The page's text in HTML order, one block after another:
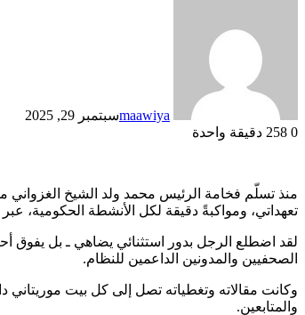
maawiyaسبتمبر 29, 2025
0
دقيقة واحدة
منذ تسلّم فخامة الرئيس محمد ولد الشيخ الغزواني
تعهداتي، ومواكبةً دقيقة لكل الأنشطة الحكومية،
لقد اضطلع الرجل بدور استثنائي يضاهي ـ بل يفوق
الصحفيين والمدونين الداعمين للنظام.
وكانت مقالاته وتغطياته تصل إلى كل بيت موريتاني
والمتابعين.